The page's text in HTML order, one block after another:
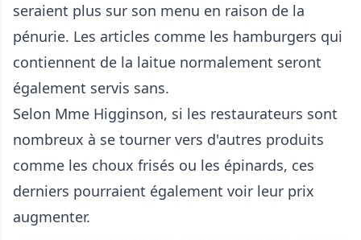
seraient plus sur son menu en raison de la
pénurie. Les articles comme les hamburgers qui
contiennent de la laitue normalement seront
également servis sans.
Selon Mme Higginson, si les restaurateurs sont
nombreux à se tourner vers d'autres produits
comme les choux frisés ou les épinards, ces
derniers pourraient également voir leur prix
augmenter.